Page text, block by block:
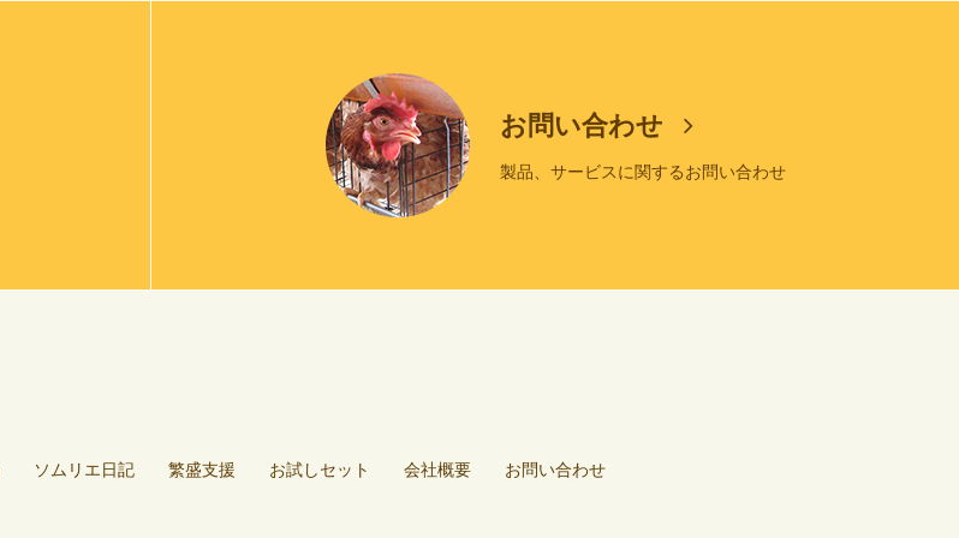
お問い合わせ
製品、サービスに関するお問い合わせ
ソムリエ日記 繁盛支援 お試しセット 会社概要 お問い合わせ